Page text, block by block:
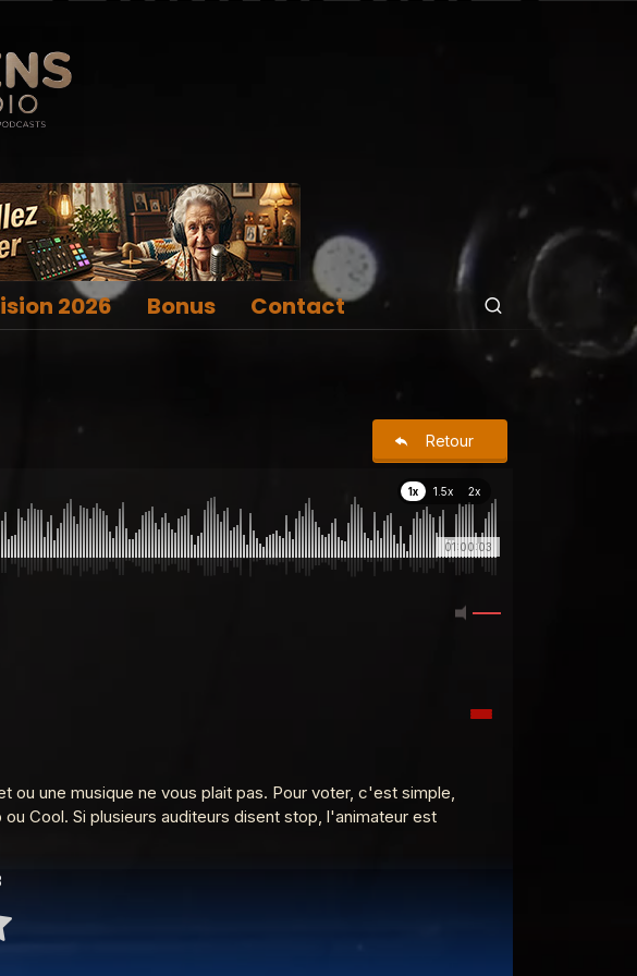
2026 Bonus Contact
Retour
01:00:03
1x 1.5x 2x
ou une musique ne vous plait pas. Pour voter, c'est simple,
Cool. Si plusieurs auditeurs disent stop, l'animateur est